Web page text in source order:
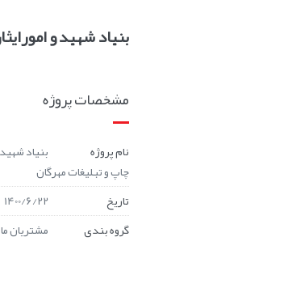
بنیاد شهید و
مشخصات پروژه
نام پروژه
بنیاد
چاپ و تبليغات مهرگان
تاریخ
1400/6/22
گروه بندی
مشتریان ما